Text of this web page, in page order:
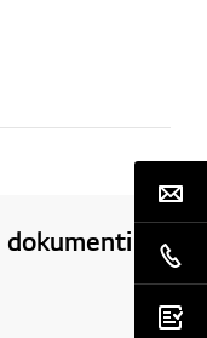
dokumenti